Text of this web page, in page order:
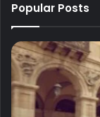
Popular Posts